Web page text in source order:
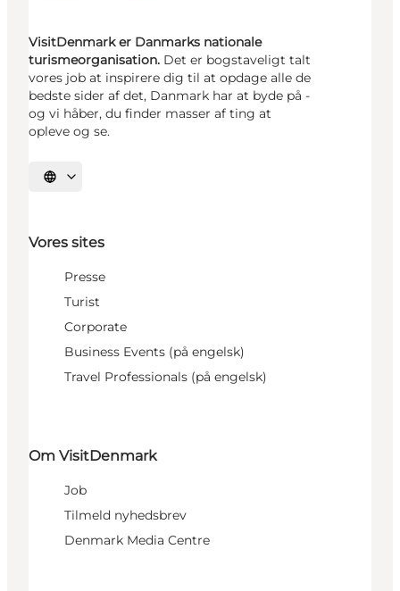
VisitDenmark er Danmarks nationale
turismeorganisation. Det er bogstaveligt talt
vores job at inspirere dig til at opdage alle de
bedste sider af det, Danmark har at byde på -
og vi håber, du finder masser af ting at
opleve og se.
Vælg sprog
Vores sites
Presse
Turist
Corporate
Business Events (på engelsk)
Travel Professionals (på engelsk)
Om VisitDenmark
Job
Tilmeld nyhedsbrev
Denmark Media Centre